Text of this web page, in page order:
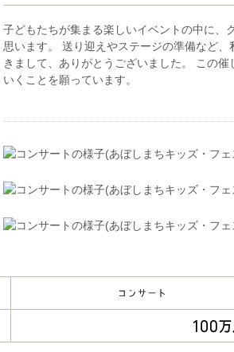
また、クラシック業界
ック音楽のイベント「聴
時に、大阪の酒販店「
公式サイト:
https://i-miki.wixsite.com/
【主な活動歴】
2018年
diversEnsemble 第1回演
2019年
並公会堂ベヒシュタイン
「浦川宜也弦楽塾
2022年
大阪クラシック2022に出
日本センチュリー交響
大阪フィルハーモニー
子どもたちが集まる楽しいイベントの中に、
思います。 送り迎えやステージの準備など
きまして、ありがとうございました。 この
いくことを願っています。